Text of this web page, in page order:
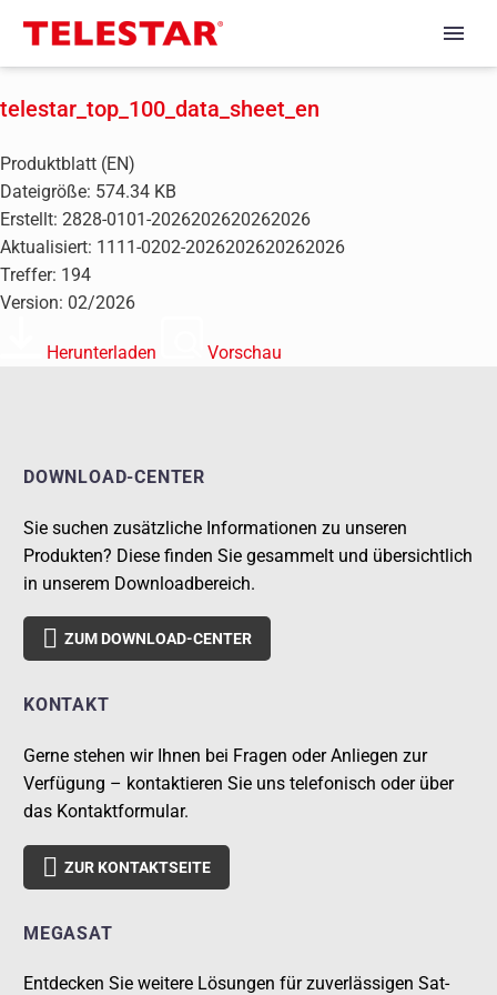
telestar_top_100_data_sheet_en
Produktblatt (EN)
Dateigröße: 574.34 KB
Erstellt: 2828-0101-2026202620262026
Aktualisiert: 1111-0202-2026202620262026
Treffer: 194
Version: 02/2026
Herunterladen Vorschau
DOWNLOAD-CENTER
Sie suchen zusätzliche Informationen zu unseren
Produkten? Diese finden Sie gesammelt und übersichtlich
in unserem Downloadbereich.
 ZUM DOWNLOAD-CENTER
KONTAKT
Gerne stehen wir Ihnen bei Fragen oder Anliegen zur
Verfügung – kontaktieren Sie uns telefonisch oder über
das Kontaktformular.
 ZUR KONTAKTSEITE
MEGASAT
Entdecken Sie weitere Lösungen für zuverlässigen Sat-